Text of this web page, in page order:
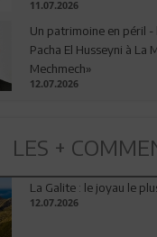
11.07.2026
Un patrimoine en péril -
Pacha El Husseyni à La
Mechmech»
12.07.2026
LES +
La Galite : le joyau le
12.07.2026